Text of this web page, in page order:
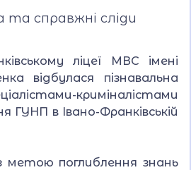
та справжні сліди
ліцеї МВС імені
відбулася пізнавальна
криміналістами
ГУНП в Івано-Франківській
метою поглиблення знань